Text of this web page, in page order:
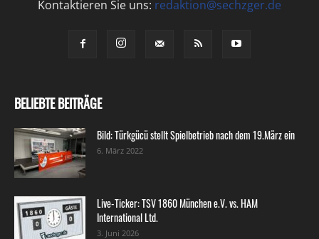
Kontaktieren Sie uns: redaktion@sechzger.de
BELIEBTE BEITRÄGE
Bild: Türkgücü stellt Spielbetrieb nach dem 19.März ein
6. März 2022
Live-Ticker: TSV 1860 München e.V. vs. HAM
International Ltd.
3. Juni 2026